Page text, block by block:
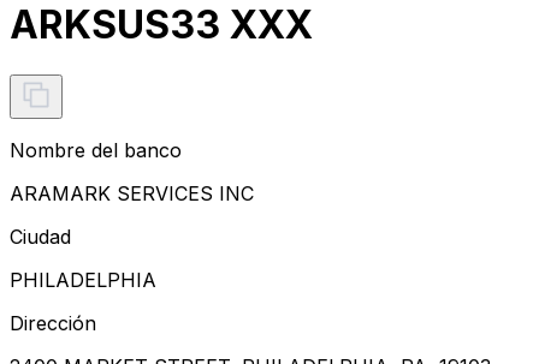
ARKSUS33 XXX
Nombre del banco
ARAMARK SERVICES INC
Ciudad
PHILADELPHIA
Dirección